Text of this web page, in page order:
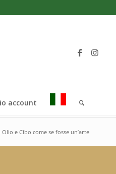
account
Olio e Cibo come se fosse un’arte